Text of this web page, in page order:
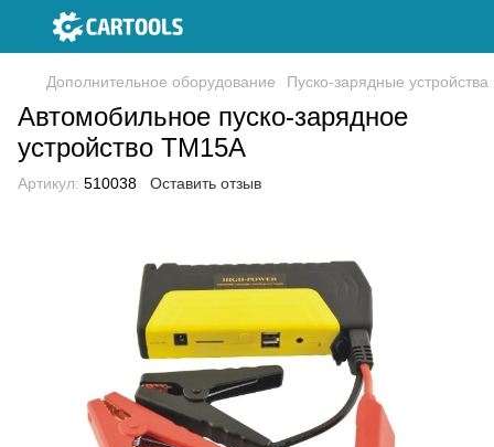
Дополнительное оборудование Пуско-зарядные устройства
Автомобильное пуско-зарядное
устройство TM15A
Артикул: 510038 Оставить отзыв